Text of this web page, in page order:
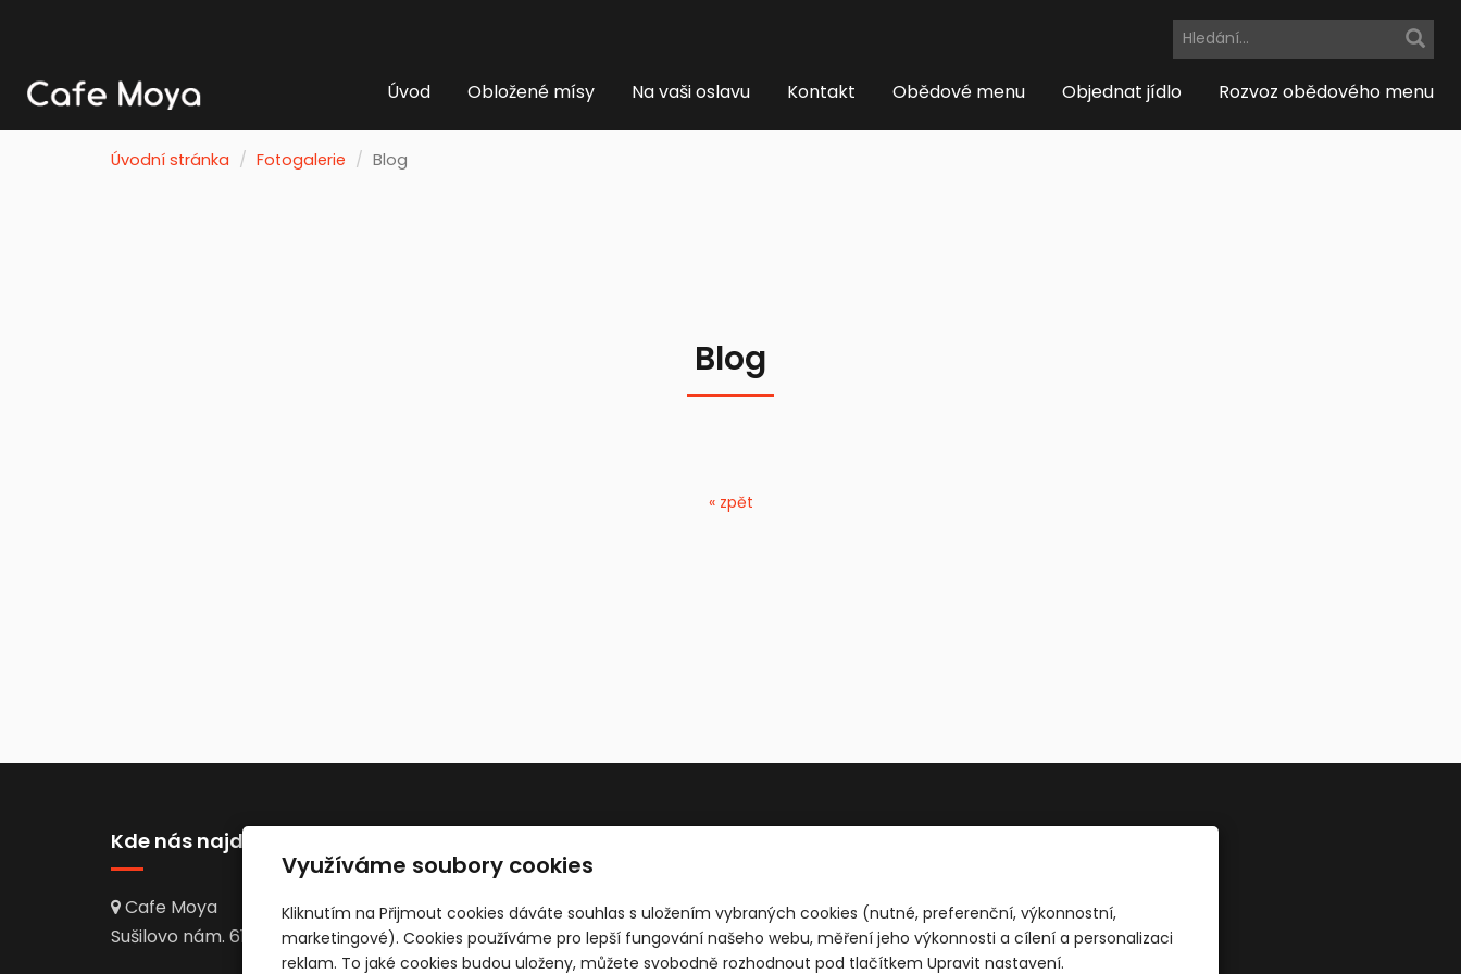
Úvod Obložené mísy Na vaši oslavu Kontakt Obědové menu Objednat jídlo Rozvoz obědového menu
Úvodní stránka Fotogalerie Blog
Blog
« zpět
Kde nás najdete
Cafe Moya
Sušilovo nám. 61, Rousínov
PO - Pá: 8:00 - 19:00
So - Ne: 9:00 - 19:00
+420 605 226 781
info@cafemoya.cz
Využíváme soubory cookies
Kliknutím na Přijmout cookies dáváte souhlas s uložením vybraných cookies (nutné, preferenční, výkonnostní,
marketingové). Cookies používáme pro lepší fungování našeho webu, měření jeho výkonnosti a cílení a personalizaci
reklam. To jaké cookies budou uloženy, můžete svobodně rozhodnout pod tlačítkem Upravit nastavení.